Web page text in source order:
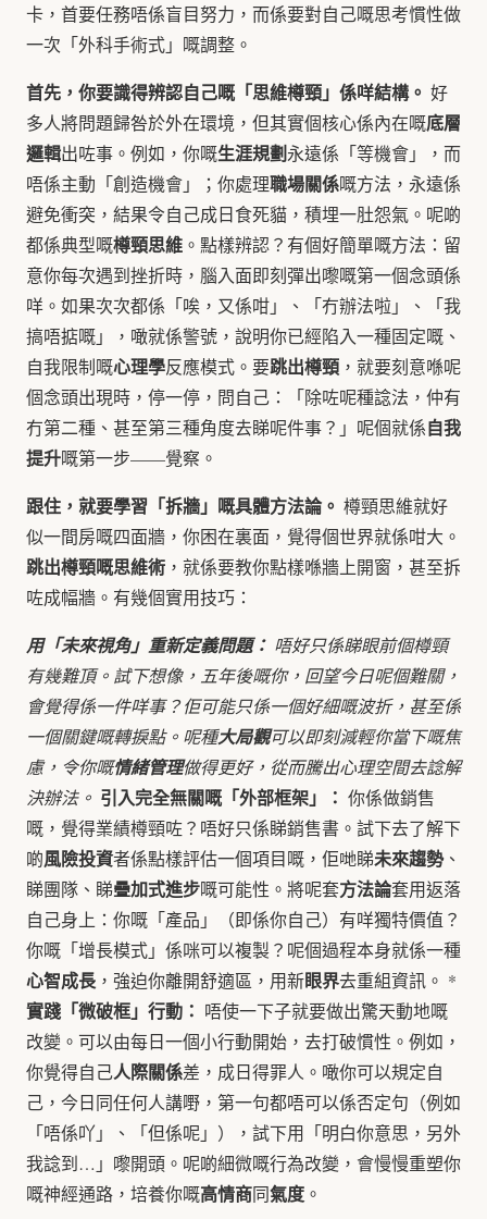
卡，首要任務唔係盲目努力，而係要對自己嘅思考慣性做
一次「外科手術式」嘅調整。
首先，你要識得辨認自己嘅「思維樽頸」係咩結構。 好
多人將問題歸咎於外在環境，但其實個核心係內在嘅底層
邏輯出咗事。例如，你嘅生涯規劃永遠係「等機會」，而
唔係主動「創造機會」；你處理職場關係嘅方法，永遠係
避免衝突，結果令自己成日食死貓，積埋一肚怨氣。呢啲
都係典型嘅樽頸思維 。點樣辨認？有個好簡單嘅方法：留
意你每次遇到挫折時，腦入面即刻彈出嚟嘅第一個念頭係
咩。如果次次都係「唉，又係咁」、「冇辦法啦」、「我
搞唔掂嘅」，噉就係警號，說明你已經陷入一種固定嘅、
自我限制嘅心理學反應模式。要跳出樽頸 ，就要刻意喺呢
個念頭出現時，停一停，問自己：「除咗呢種諗法，仲有
冇第二種、甚至第三種角度去睇呢件事？」呢個就係自我
提升嘅第一步——覺察。
跟住，就要學習「拆牆」嘅具體方法論。 樽頸思維就好
似一間房嘅四面牆，你困在裏面，覺得個世界就係咁大。
跳出樽頸嘅思維術 ，就係要教你點樣喺牆上開窗，甚至拆
咗成幅牆。有幾個實用技巧：
用「未來視角」重新定義問題： 唔好只係睇眼前個樽頸
有幾難頂。試下想像，五年後嘅你，回望今日呢個難關，
會覺得係一件咩事？佢可能只係一個好細嘅波折，甚至係
一個關鍵嘅轉捩點。呢種大局觀可以即刻減輕你當下嘅焦
慮，令你嘅情緒管理做得更好，從而騰出心理空間去諗解
決辦法。 引入完全無關嘅「外部框架」： 你係做銷售
嘅，覺得業績樽頸咗？唔好只係睇銷售書。試下去了解下
啲風險投資者係點樣評估一個項目嘅，佢哋睇未來趨勢、
睇團隊、睇疊加式進步嘅可能性。將呢套方法論套用返落
自己身上：你嘅「產品」（即係你自己）有咩獨特價值？
你嘅「增長模式」係咪可以複製？呢個過程本身就係一種
心智成長 ，強迫你離開舒適區，用新眼界去重組資訊。 *
實踐「微破框」行動： 唔使一下子就要做出驚天動地嘅
改變。可以由每日一個小行動開始，去打破慣性。例如，
你覺得自己人際關係差，成日得罪人。噉你可以規定自
己，今日同任何人講嘢，第一句都唔可以係否定句（例如
「唔係吖」、「但係呢」），試下用「明白你意思，另外
我諗到…」嚟開頭。呢啲細微嘅行為改變，會慢慢重塑你
嘅神經通路，培養你嘅高情商同氣度 。